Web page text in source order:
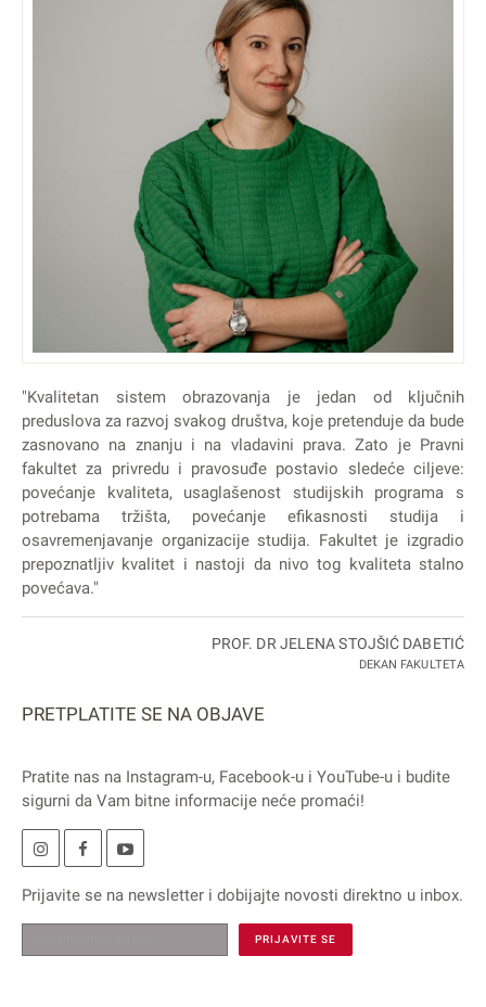
"Kvalitetan sistem obrazovanja je jedan od ključnih
preduslova za razvoj svakog društva, koje pretenduje da bude
zasnovano na znanju i na vladavini prava. Zato je Pravni
fakultet za privredu i pravosuđe postavio sledeće ciljeve:
povećanje kvaliteta, usaglašenost studijskih programa s
potrebama tržišta, povećanje efikasnosti studija i
osavremenjavanje organizacije studija. Fakultet je izgradio
prepoznatljiv kvalitet i nastoji da nivo tog kvaliteta stalno
povećava."
PROF. DR JELENA STOJŠIĆ DABETIĆ
DEKAN FAKULTETA
PRETPLATITE SE NA OBJAVE
Pratite nas na Instagram-u, Facebook-u i YouTube-u i budite
sigurni da Vam bitne informacije neće promaći!
Prijavite se na newsletter i dobijajte novosti direktno u inbox.